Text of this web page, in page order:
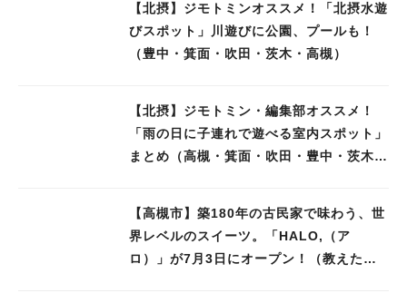
【北摂】ジモトミンオススメ！「北摂水遊
びスポット」川遊びに公園、プールも！
（豊中・箕面・吹田・茨木・高槻）
【北摂】ジモトミン・編集部オススメ！
「雨の日に子連れで遊べる室内スポット」
まとめ（高槻・箕面・吹田・豊中・茨木・
【高槻市】築180年の古民家で味わう、世
界レベルのスイーツ。「HALO,（ア
ロ）」が7月3日にオープン！（教えたい/